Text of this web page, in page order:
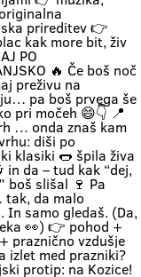
za živce. 😌 💡 Vikend
✔️ brisača ✔️ hladna
DARS drama ❌ 📍 Bela
Pa ne po troblji. 😏
#Kolpa
#FeelSlovenia
Narava Kopanje
HiddenGem
SloveniaGreen
hvala, grem domov.”
noben Belokranjc
Ker na Vinski vigredi
se zmerej še malo
Ker srečaš kolega, ki ga
5 let, pa muzika je fina,
je vrhunsko! 👉 vino
belokranjskih vinarjev
plac z vodenimi
👉 muzika, hrana in
belokranjska prireditev
plac kak more bit, živ
Če hočeš doživet Belo
takšno, kot je zares —
Vigred. Za en večer.
pa še malo dlje. 😌🍇 Se
v Metliki! 🎥 Zavod za
kulturo, šport in mladino
#vinskavigred
PO BELOKRANJSKO 🔥
na prvi maj preživu na